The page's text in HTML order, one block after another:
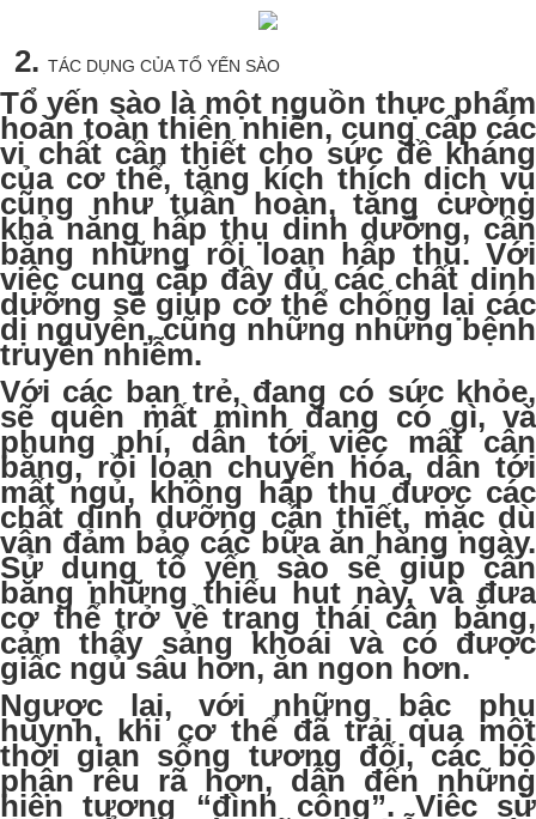
TÁC DỤNG CỦA TỔ YẾN SÀO
Tổ yến sào là một nguồn thực phẩm
hoàn toàn thiên nhiên, cung cấp các
vi chất cần thiết cho sức đề kháng
của cơ thể, tăng kích thích dịch vụ
cũng như tuần hoàn, tăng cường
khả năng hấp thụ dinh dưỡng, cần
bằng những rối loạn hấp thụ. Với
việc cung cấp đầy đủ các chất dinh
dưỡng sẽ giúp cơ thể chống lại các
dị nguyên, cũng những những bệnh
truyền nhiễm.
Với các bạn trẻ, đang có sức khỏe,
sẽ quên mất mình đang có gì, và
phung phí, dẫn tới việc mất cân
bằng, rồi loạn chuyển hóa, dẫn tới
mất ngủ, không hấp thụ được các
chất dinh dưỡng cần thiết, mặc dù
vẫn đảm bảo các bữa ăn hàng ngày.
Sử dụng tổ yến sào sẽ giúp cân
bằng những thiếu hụt này, và đưa
cơ thể trở về trạng thái cân bằng,
cảm thấy sảng khoái và có được
giấc ngủ sâu hơn, ăn ngon hơn.
Ngược lại, với những bậc phụ
huynh, khi cơ thể đã trải qua một
thời gian sống tương đối, các bộ
phận rêu rã hơn, dẫn đến những
hiện tượng “đình công”. Việc sử